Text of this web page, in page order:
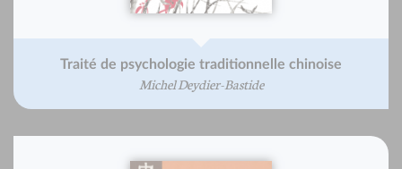
Traité de psychologie traditionnelle chinoise
Michel Deydier-Bastide